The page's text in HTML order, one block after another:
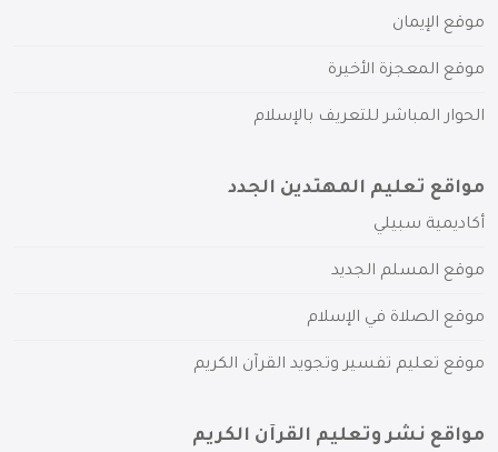
موقع الإيمان
موقع المعجزة الأخيرة
الحوار المباشر للتعريف بالإسلام
مواقع تعليم المهتدين الجدد
أكاديمية سبيلي
موقع المسلم الجديد
موقع الصلاة في الإسلام
موقع تعليم تفسير وتجويد القرآن الكريم
مواقع نشر وتعليم القرآن الكريم